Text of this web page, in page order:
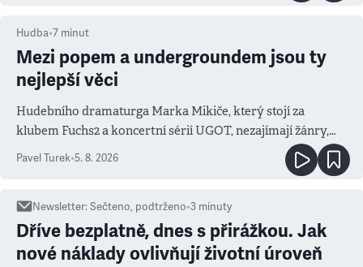
Hudba•7 minut
Mezi popem a undergroundem jsou ty
nejlepší věci
Hudebního dramaturga Marka Mikiče, který stojí za
klubem Fuchs2 a koncertní sérií UGOT, nezajímají žánry,
ale atmosféra
Pavel Turek•5. 8. 2026
Newsletter:Sečteno, podtrženo•3 minuty
Dříve bezplatně, dnes s přirážkou. Jak
nové náklady ovlivňují životní úroveň